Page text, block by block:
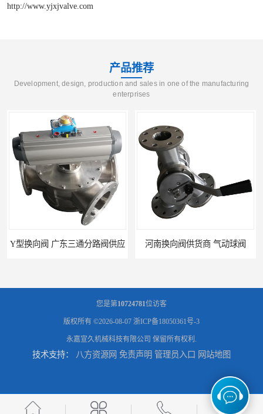
http://www.yjxjvalve.com
产品推荐
Development, design, production and sales in one of the manufacturing
enterprises
Y型换向阀 广东三通分路阀供应 河南换向阀供货商 气动球阀
河北气动球阀厂家 Y型换向阀 广东管路换向器公司 粉体分路阀
您是第10724781位访客
版权所有 ©2026-08-07 浙ICP备18050361号-3
永嘉宣久机械科技有限公司 保留所有权利.
技术支持： 八方资源网 免责声明 管理员入口 网站地图